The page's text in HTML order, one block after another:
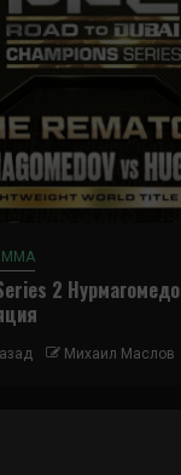
ММА
2
Михаил Маслов